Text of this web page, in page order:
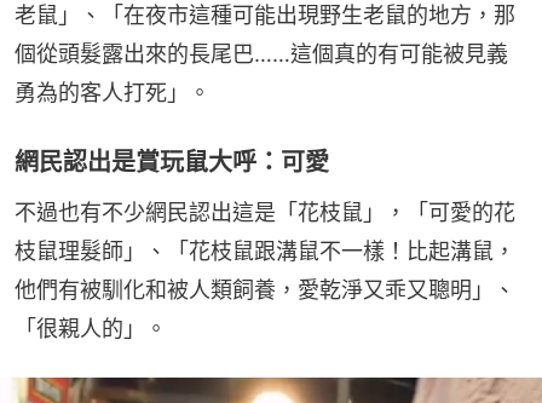
老鼠」、「在夜市這種可能出現野生老鼠的地方，那
個從頭髮露出來的長尾巴……這個真的有可能被見義
勇為的客人打死」。
網民認出是賞玩鼠大呼：可愛
不過也有不少網民認出這是「花枝鼠」，「可愛的花
枝鼠理髮師」、「花枝鼠跟溝鼠不一樣！比起溝鼠，
他們有被馴化和被人類飼養，愛乾淨又乖又聰明」、
「很親人的」。